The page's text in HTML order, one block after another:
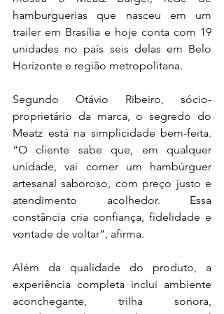
hamburguerias que nasceu em um
trailer em Brasília e hoje conta com 19
unidades no país seis delas em Belo
Horizonte e região metropolitana.
Segundo Otávio Ribeiro, sócio-
proprietário da marca, o segredo do
Meatz está na simplicidade bem-feita.
“O cliente sabe que, em qualquer
unidade, vai comer um hambúrguer
artesanal saboroso, com preço justo e
atendimento acolhedor. Essa
constância cria confiança, fidelidade e
vontade de voltar”, afirma.
Além da qualidade do produto, a
experiência completa inclui ambiente
aconchegante, trilha sonora,